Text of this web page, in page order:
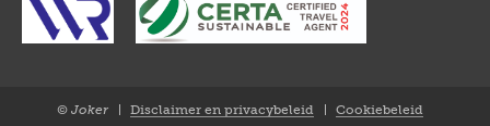
© Joker
Disclaimer en privacybeleid
Cookiebeleid